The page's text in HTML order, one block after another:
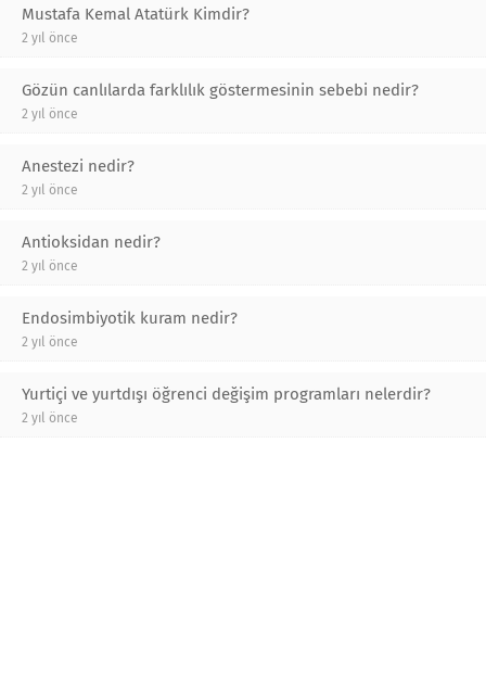
Mustafa Kemal Atatürk Kimdir?
2 yıl önce
Gözün canlılarda farklılık göstermesinin sebebi nedir?
2 yıl önce
Anestezi nedir?
2 yıl önce
Antioksidan nedir?
2 yıl önce
Endosimbiyotik kuram nedir?
2 yıl önce
Yurtiçi ve yurtdışı öğrenci değişim programları nelerdir?
2 yıl önce